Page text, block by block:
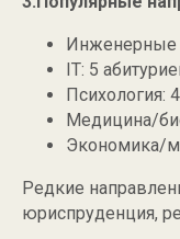
Инженерные
IT: 5
Психология:
Медицина/
Экономика/
Редкие
юриспруденция,